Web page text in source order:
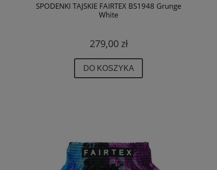
SPODENKI TAJSKIE FAIRTEX BS1948 Grunge
White
279,00 zł
DO KOSZYKA